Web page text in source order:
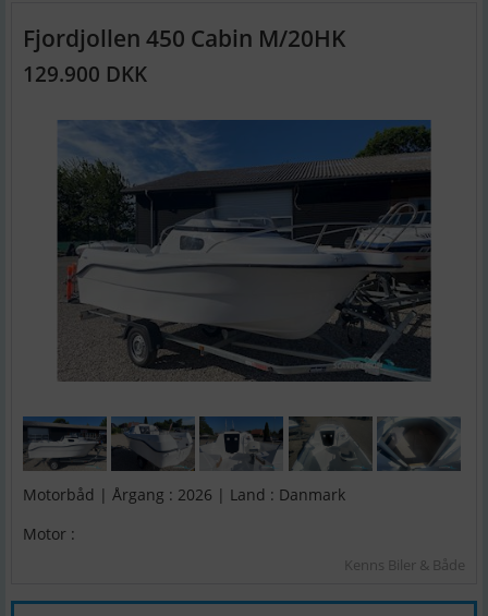
Fjordjollen 450 Cabin M/20HK
129.900 DKK
Motorbåd | Årgang : 2026 | Land : Danmark
Motor :
Kenns Biler & Både